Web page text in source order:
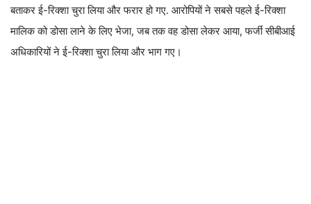
बताकर ई-रिक्शा चुरा लिया और फरार हो गए. आरोपियों ने सबसे पहले ई-रिक्शा
मालिक को डोसा लाने के लिए भेजा, जब तक वह डोसा लेकर आया, फर्जी सीबीआई
अधिकारियों ने ई-रिक्शा चुरा लिया और भाग गए।